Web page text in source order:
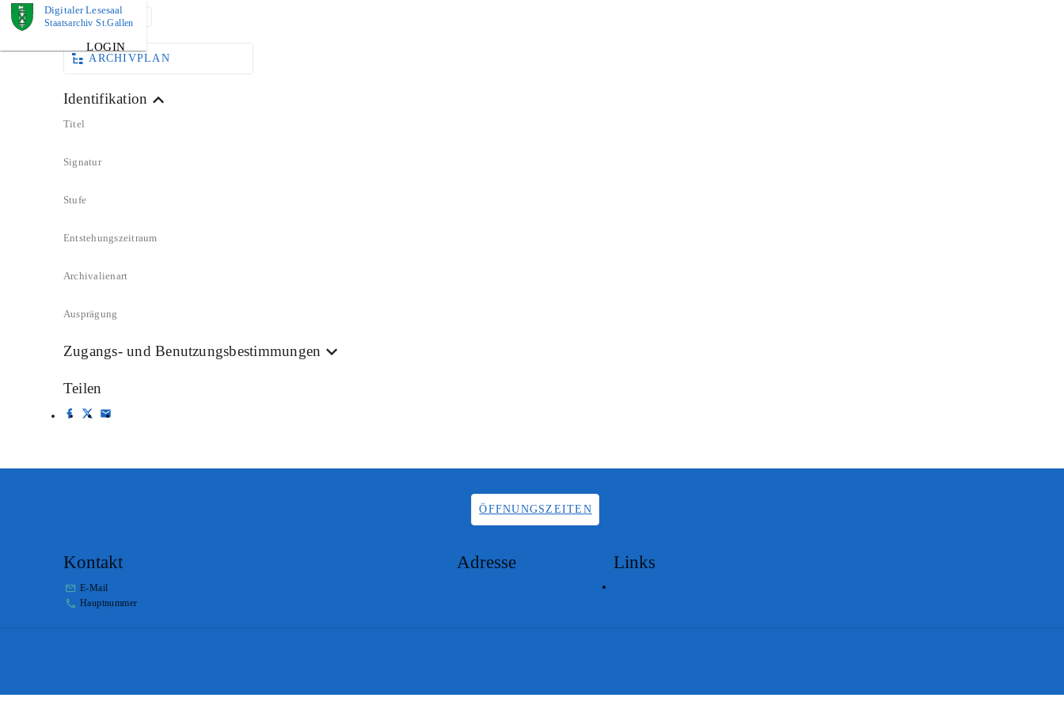
Digitaler Lesesaal
Staatsarchiv St.Gallen
LOGIN
DOKUMENT
ARCHIVPLAN
Identifikation
Titel
Signatur
Stufe
Entstehungszeitraum
Archivalienart
Ausprägung
Zugangs- und Benutzungsbestimmungen
Teilen
ÖFFNUNGSZEITEN
Kontakt
E-Mail
Hauptnummer
Adresse Links